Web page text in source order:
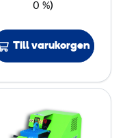
k
3
0
m
,
0 %)
Till varukorgen
r
m